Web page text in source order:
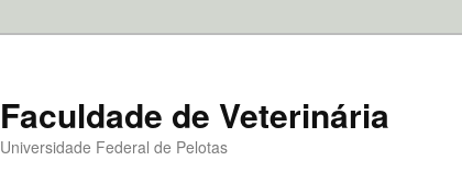
Faculdade de Veterinária
Universidade Federal de Pelotas